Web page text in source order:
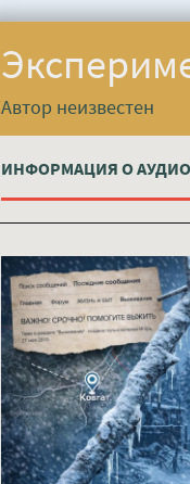
Автор неизвестен
ИНФОРМАЦИЯ О